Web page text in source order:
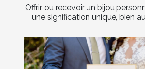
Offrir ou recevoir un bijou
une signification unique, bien